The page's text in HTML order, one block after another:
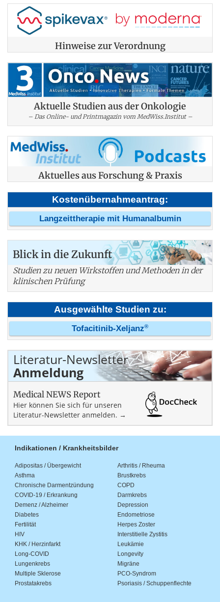
Hinweise zur Verordnung
Aktuelle Studien aus der Onkologie
– Das Online- und Printmagazin vom MedWiss.Institut –
Aktuelles aus Forschung & Praxis
Kostenübernahmeantrag:
Langzeittherapie mit Humanalbumin
Blick in die Zukunft
Studien zu neuen Wirkstoffen und Methoden in der
klinischen Prüfung
Ausgewählte Studien zu:
Tofacitinib-Xeljanz®
Literatur-Newsletter
Anmeldung
Medical NEWS Report
Hier können Sie sich für unseren
Literatur-Newsletter anmelden. →
Indikationen / Krankheitsbilder
Adipositas / Übergewicht
Arthritis / Rheuma
Asthma
Brustkrebs
Chronische Darmentzündung
COPD
COVID-19 / Erkrankung
Darmkrebs
Demenz / Alzheimer
Depression
Diabetes
Endometriose
Fertilität
Herpes Zoster
HIV
Interstitielle Zystitis
KHK / Herzinfarkt
Leukämie
Long-COVID
Longevity
Lungenkrebs
Migräne
Multiple Sklerose
PCO-Syndrom
Prostatakrebs
Psoriasis / Schuppenflechte